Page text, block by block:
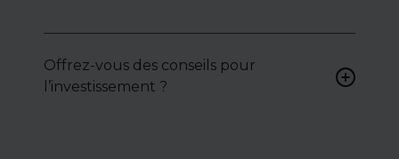
négocier le prix, le bail ou les
conditions de vente.
Offrez-vous des conseils pour
l’investissement ?